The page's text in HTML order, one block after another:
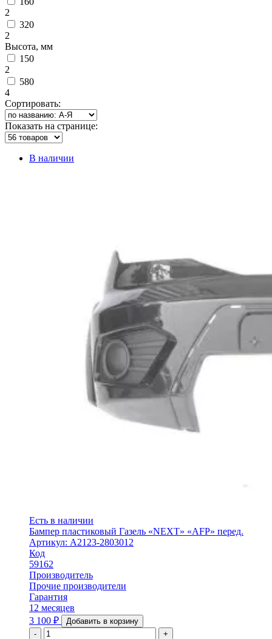
2
320
2
Высота, мм
150
2
580
4
Сортировать:
Показать на странице:
В наличии
Есть в наличии
Бампер пластиковый Газель «NEXT» «AFP» перед.
Артикул: А2123-2803012
Код
59162
Производитель
Прочие производители
Гарантия
12 месяцев
3 100 ₽
Добавить в корзину
-
+